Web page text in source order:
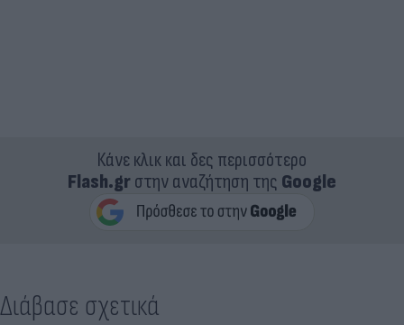
Κάνε κλικ και δες περισσότερο
Flash.grστην αναζήτηση της Google
Διάβασε σχετικά